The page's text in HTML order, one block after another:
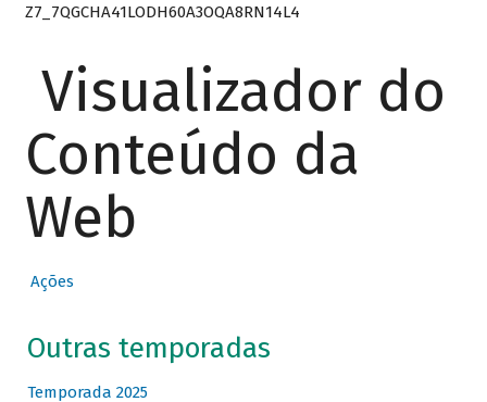
Z7_7QGCHA41LODH60A3OQA8RN14L4
Visualizador do
Conteúdo da
Web
Ações
Outras temporadas
Temporada 2025